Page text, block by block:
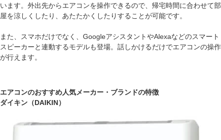
います。外出先からエアコンを操作できるので、帰宅時間に合わせて部
屋を涼しくしたり、あたたかくしたりすることが可能です。
また、スマホだけでなく、GoogleアシスタントやAlexaなどのスマート
スピーカーと連動するモデルも登場。話しかけるだけでエアコンの操作
が行えます。
エアコンのおすすめ人気メーカー・ブランドの特徴
ダイキン（DAIKIN）